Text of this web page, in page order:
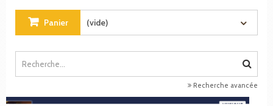
Panier (vide)
Recherche avancée